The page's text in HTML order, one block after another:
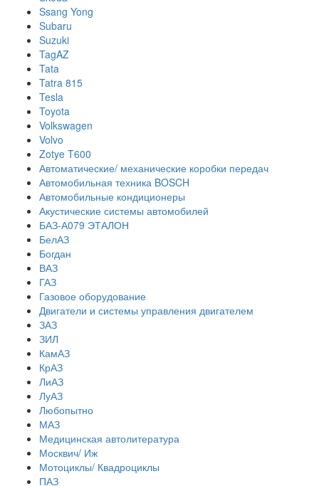
Ssang Yong
Subaru
Suzuki
TagAZ
Tata
Tatra 815
Tesla
Toyota
Volkswagen
Volvo
Zotye T600
Автоматические/ механические коробки передач
Автомобильная техника BOSCH
Автомобильные кондиционеры
Акустические системы автомобилей
БАЗ-А079 ЭТАЛОН
БелАЗ
Богдан
ВАЗ
ГАЗ
Газовое оборудование
Двигатели и системы управления двигателем
ЗАЗ
ЗИЛ
КамАЗ
КрАЗ
ЛиАЗ
ЛуАЗ
Любопытно
МАЗ
Медицинская автолитература
Москвич/ Иж
Мотоциклы/ Квадроциклы
ПАЗ